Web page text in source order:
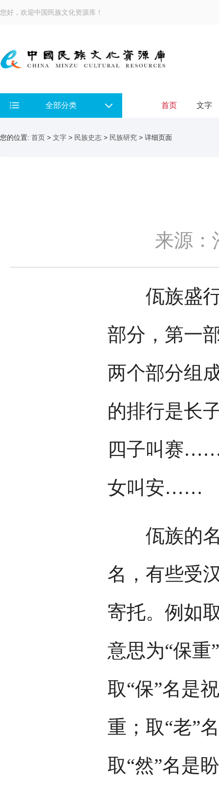
您好，欢迎中国民族文化资源库！
全部分类 首页 文字
您的位置: 首页 > 文字 > 民族史志 > 民族研究 > 详细页面
来源：
佤族盛行
部分，第一
两个部分组
的排行是长
四子叫赛……
女叫安……
佤族的名
名，有些受
寄托。例如
意思为“保重
取“保”名是
重；取“老”
取“然”名是